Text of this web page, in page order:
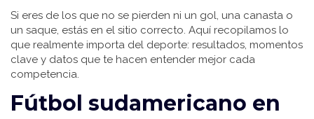
Si eres de los que no se pierden ni un gol, una canasta o
un saque, estás en el sitio correcto. Aquí recopilamos lo
que realmente importa del deporte: resultados, momentos
clave y datos que te hacen entender mejor cada
competencia.
Fútbol sudamericano en